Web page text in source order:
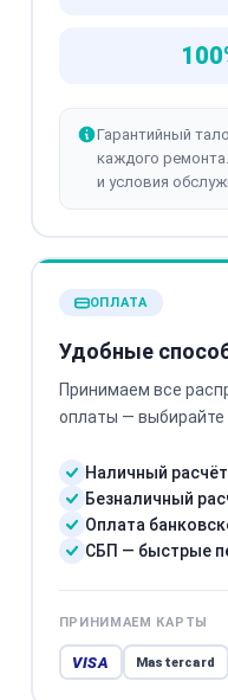
Гарантийный
каждого
и условия
ОПЛАТА
Удобные
Принимаем все
оплаты — выбирайте
Наличный расчёт
Безналичный
Оплата
СБП — быстрые
ПРИНИМАЕМ КАРТЫ
VISA Mastercard